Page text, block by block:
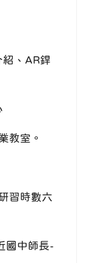
、AR銲
教室。
習時數六
國中師長-